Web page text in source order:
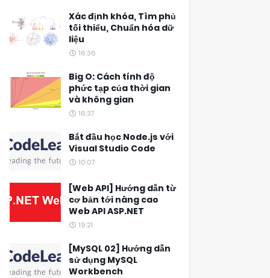
Xác định khóa, Tìm phủ
tối thiểu, Chuẩn hóa dữ
liệu
16:36
Big O: Cách tính độ
phức tạp của thời gian
và không gian
16:37
Bắt đầu học Node.js với
Visual Studio Code
10:07
[Web API] Hướng dẫn từ
cơ bản tới nâng cao
Web API ASP.NET
19:21
[MySQL 02] Hướng dẫn
sử dụng MySQL
Workbench